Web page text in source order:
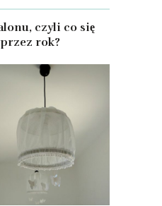
czyli co się
rok?